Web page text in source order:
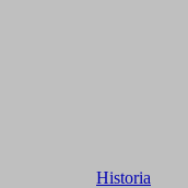
Historia